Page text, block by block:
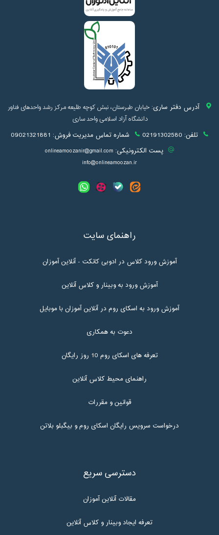
آدرس دفتر ساری:خیابان طبرستان، نبش کوچه طلیعه مرکز رشد واحدهای فناور
دانشگاه آزاد اسلامی واحد ساری
تلفن: 02191302580 شماره تماس مدیریت فروش: 09021321881
پست الکترونیکی: onlineamoozanir@gmail.com
info@onlineamoozan.ir
راهنمای سایت
آموزش ورود کلاس در ادوبی کانکت - آنلاین آموزان
آموزش ورود به وبینار و کلاس آنلاین
آموزش ورود به اسکای روم در آنلاین آموزان با موبایل
دعوت به همکاری
تعرفه های اسکای روم 10 روز رایگان
راهنمای محیط کلاس آنلاین
قوانین و مقررات
درخواست سرویس رایگان اسکای روم و بیگبلو بلاتن
دسترسی سریع
مقالات آنلاین آموزان
تعرفه ایجاد وبینار و کلاس آنلاین